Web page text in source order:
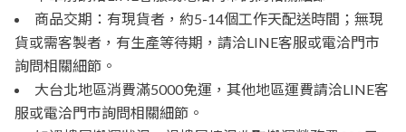
商品交期：有現貨者，約5-14個工作天配送時間；無現
貨或需客製者，有生產等待期，請洽LINE客服或電洽門市
詢問相關細節。
大台北地區消費滿5000免運，其他地區運費請洽LINE客
服或電洽門市詢問相關細節。